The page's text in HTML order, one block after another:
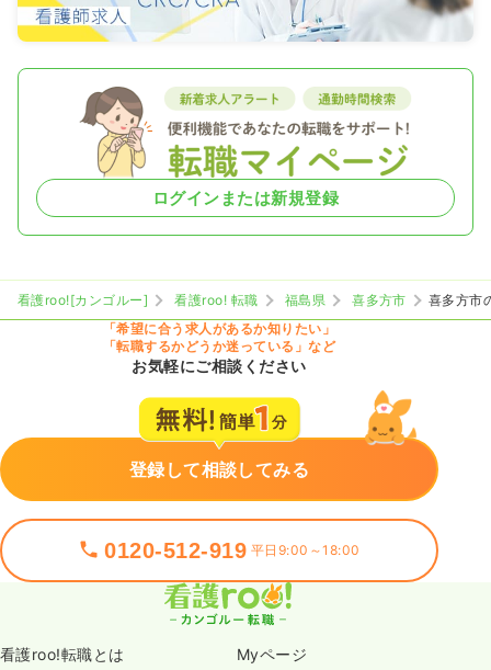
ログインまたは新規登録
看護roo![カンゴルー] 看護roo! 転職 福島県 喜多方市
喜多方市
「希望に合う求人があるか知りたい」
「転職するかどうか迷っている」など
お気軽にご相談ください
登録して相談してみる
0120-512-919 平日9:00～18:00
看護roo!転職とは Myページ